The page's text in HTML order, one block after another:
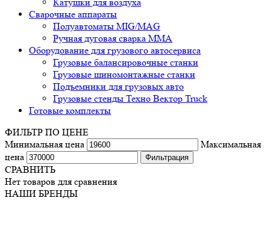
Сварочные аппараты
Полуавтоматы MIG/MAG
Ручная дуговая сварка ММА
Оборудование для грузового автосервиса
Грузовые балансировочные станки
Грузовые шиномонтажные станки
Подъемники для грузовых авто
Грузовые стенды Техно Вектор Truck
Готовые комплекты
ФИЛЬТР ПО ЦЕНЕ
Минимальная цена
Максимальная
цена
Фильтрация
СРАВНИТЬ
Нет товаров для сравнения
НАШИ БРЕНДЫ